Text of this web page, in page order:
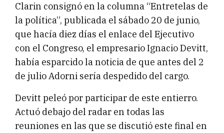
Clarin consignó en la columna “Entretelas de
la política”, publicada el sábado 20 de junio,
que hacía diez días el enlace del Ejecutivo
con el Congreso, el empresario Ignacio Devitt,
había esparcido la noticia de que antes del 2
de julio Adorni sería despedido del cargo.
Devitt peleó por participar de este entierro.
Actuó debajo del radar en todas las
reuniones en las que se discutió este final en